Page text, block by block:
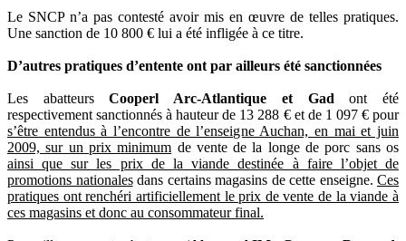
Le SNCP n’a pas contesté avoir mis en œuvre de telles pratiques.
Une sanction de 10 800 € lui a été infligée à ce titre.
D’autres pratiques d’entente ont par ailleurs été sanctionnées
Les abatteursCooperl Arc-Atlantique et Gad ont été
respectivement sanctionnés à hauteur de 13 288 € et de 1 097 € pour
s’être entendus à l’encontre de l’enseigne Auchan, en mai et juin
2009, sur un prix minimum de vente de la longe de porc sans os
ainsi que sur les prix de la viande destinée à faire l’objet de
promotions nationalesdans certains magasins de cette enseigne. Ces
pratiques ont renchéri artificiellement le prix de vente de la viande à
ces magasins et donc au consommateur final.